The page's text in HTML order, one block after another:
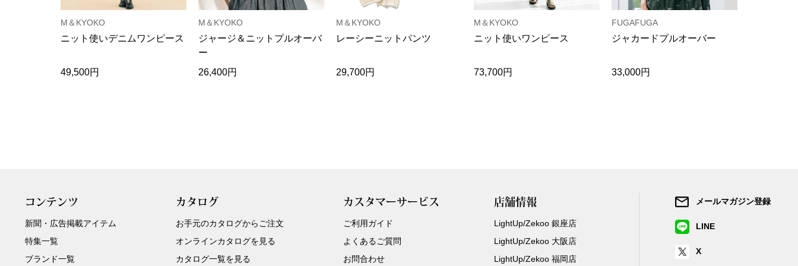
M＆KYOKO
ニット使いデニムワンピース
49,500円
M＆KYOKO
ジャージ＆ニットプルオーバ
ー
26,400円
M＆KYOKO
レーシーニットパンツ
29,700円
M＆KYOKO
ニット使いワンピース
73,700円
FUGAFUGA
ジャカードプルオーバー
33,000円
コンテンツ
新聞・広告掲載アイテム
特集一覧
ブランド一覧
カタログ
お手元のカタログからご注文
オンラインカタログを見る
カタログ一覧を見る
カスタマーサービス
ご利用ガイド
よくあるご質問
お問合わせ
店舗情報
LightUp/Zekoo 銀座店
LightUp/Zekoo 大阪店
LightUp/Zekoo 福岡店
メールマガジン登録
LINE
X